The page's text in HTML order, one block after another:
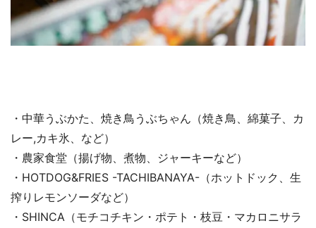
・中華うぶかた、焼き鳥うぶちゃん（焼き鳥、綿菓子、カ
レー,カキ氷、など）
・農家食堂（揚げ物、煮物、ジャーキーなど）
・HOTDOG&FRIES -TACHIBANAYA-（ホットドック、生
搾りレモンソーダなど）
・SHINCA（モチコチキン・ポテト・枝豆・マカロニサラ